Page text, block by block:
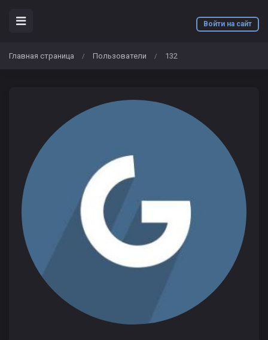
Войти на сайт
Главная страница / Пользователи / 132